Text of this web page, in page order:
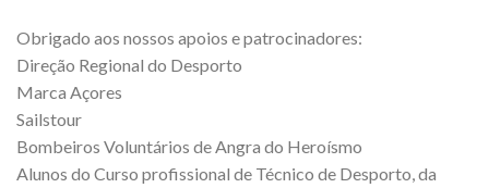
Obrigado aos nossos apoios e patrocinadores:
Direção Regional do Desporto
Marca Açores
Sailstour
Bombeiros Voluntários de Angra do Heroísmo
Alunos do Curso profissional de Técnico de Desporto, da